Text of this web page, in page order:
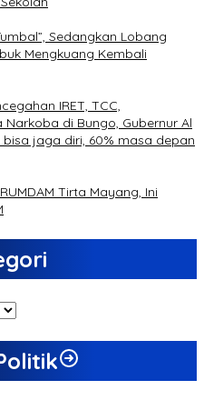
Sedangkan Lobang
Mengkuang Kembali
IRET, TCC,
di Bungo, Gubernur Al
bisa jaga diri, 60% masa depan
Tirta Mayang, Ini